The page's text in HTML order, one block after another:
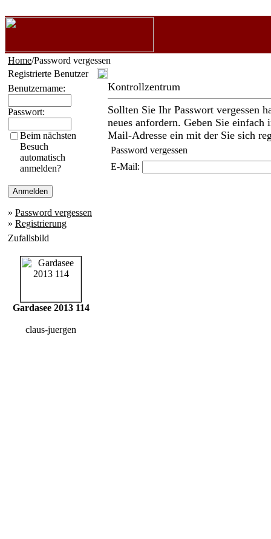
Home/Password vergessen
Registrierte Benutzer
Benutzername:
Passwort:
Beim nächsten
Besuch
automatisch
anmelden?
» Password vergessen
» Registrierung
Zufallsbild
Gardasee 2013 114
claus-juergen
Kontrollzentrum
Sollten Sie Ihr Passwort vergessen
neues anfordern. Geben Sie
Mail-Adresse ein mit der Sie sich
Password vergessen
E-Mail: